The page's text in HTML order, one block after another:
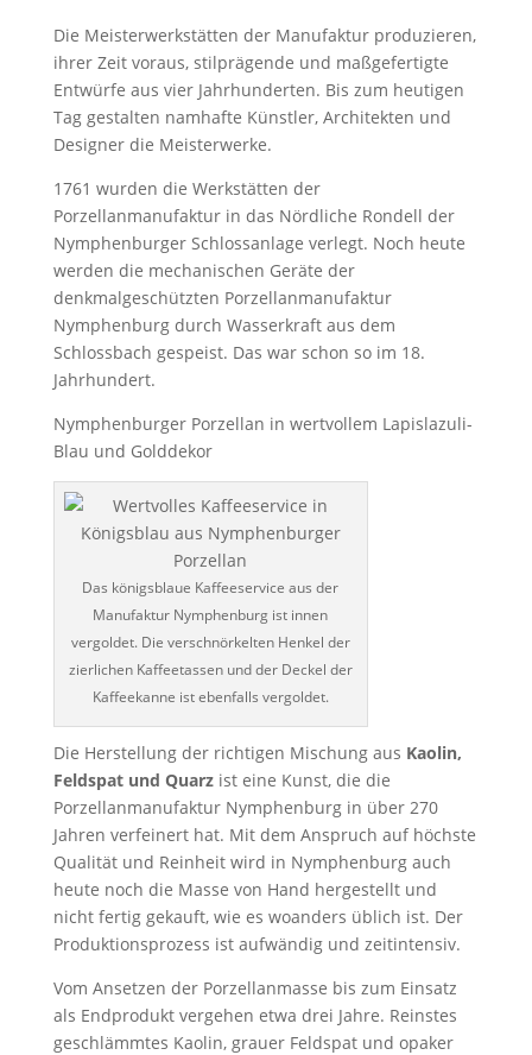
Die Meisterwerkstätten der Manufaktur produzieren,
ihrer Zeit voraus, stilprägende und maßgefertigte
Entwürfe aus vier Jahrhunderten. Bis zum heutigen
Tag gestalten namhafte Künstler, Architekten und
Designer die Meisterwerke.
1761 wurden die Werkstätten der
Porzellanmanufaktur in das Nördliche Rondell der
Nymphenburger Schlossanlage verlegt. Noch heute
werden die mechanischen Geräte der
denkmalgeschützten Porzellanmanufaktur
Nymphenburg durch Wasserkraft aus dem
Schlossbach gespeist. Das war schon so im 18.
Jahrhundert.
Nymphenburger Porzellan in wertvollem Lapislazuli-
Blau und Golddekor
Das königsblaue Kaffeeservice aus der
Manufaktur Nymphenburg ist innen
vergoldet. Die verschnörkelten Henkel der
zierlichen Kaffeetassen und der Deckel der
Kaffeekanne ist ebenfalls vergoldet.
Die Herstellung der richtigen Mischung aus Kaolin,
Feldspat und Quarzist eine Kunst, die die
Porzellanmanufaktur Nymphenburg in über 270
Jahren verfeinert hat. Mit dem Anspruch auf höchste
Qualität und Reinheit wird in Nymphenburg auch
heute noch die Masse von Hand hergestellt und
nicht fertig gekauft, wie es woanders üblich ist. Der
Produktionsprozess ist aufwändig und zeitintensiv.
Vom Ansetzen der Porzellanmasse bis zum Einsatz
als Endprodukt vergehen etwa drei Jahre. Reinstes
geschlämmtes Kaolin, grauer Feldspat und opaker